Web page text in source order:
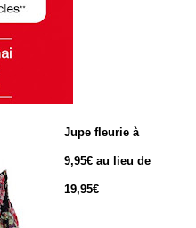
Jupe fleurie à
9,95€ au lieu de
19,95€